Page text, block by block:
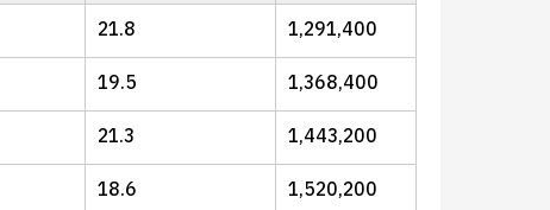
21.8
1,291,400
19.5
1,368,400
21.3
1,443,200
18.6
1,520,200